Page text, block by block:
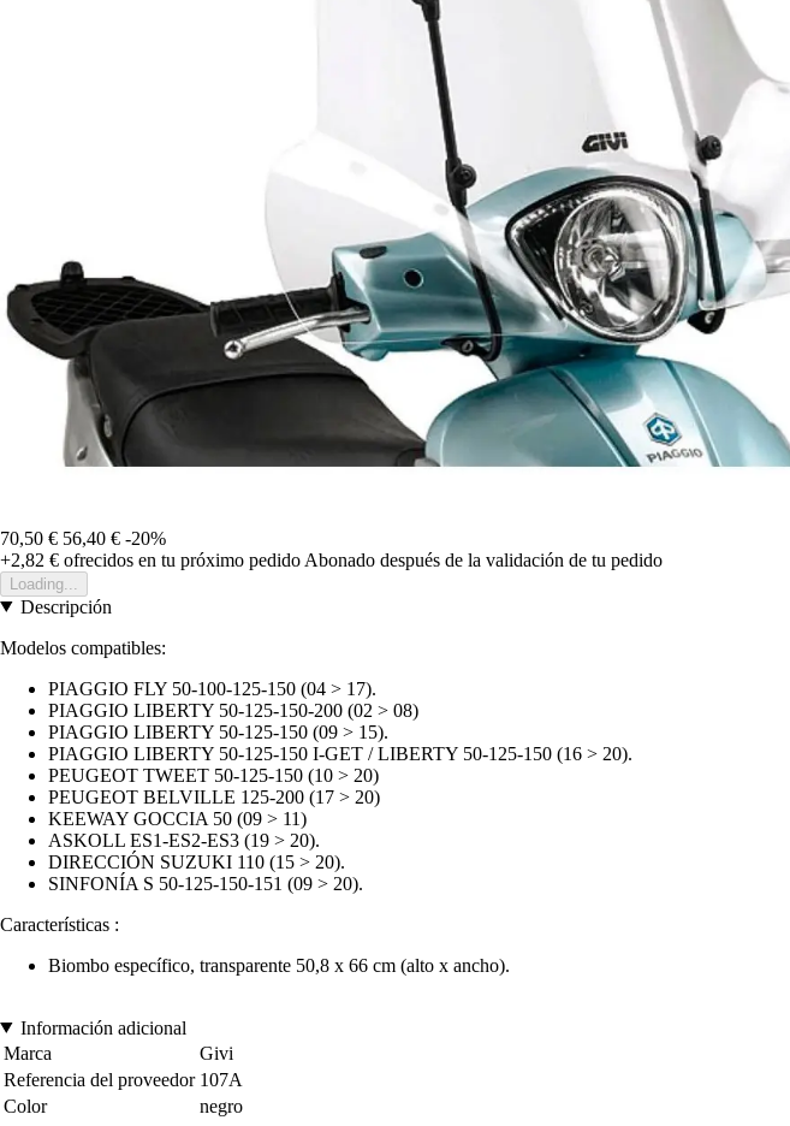
70,50 € 56,40 € -20%
+2,82 € ofrecidos en tu próximo pedido Abonado después de la validación de tu pedido
Loading...
Descripción
Modelos compatibles:
PIAGGIO FLY 50-100-125-150 (04 > 17).
PIAGGIO LIBERTY 50-125-150-200 (02 > 08)
PIAGGIO LIBERTY 50-125-150 (09 > 15).
PIAGGIO LIBERTY 50-125-150 I-GET / LIBERTY 50-125-150 (16 > 20).
PEUGEOT TWEET 50-125-150 (10 > 20)
PEUGEOT BELVILLE 125-200 (17 > 20)
KEEWAY GOCCIA 50 (09 > 11)
ASKOLL ES1-ES2-ES3 (19 > 20).
DIRECCIÓN SUZUKI 110 (15 > 20).
SINFONÍA S 50-125-150-151 (09 > 20).
Características :
Biombo específico, transparente 50,8 x 66 cm (alto x ancho).
Información adicional
Marca
Givi
Referencia del proveedor 107A
Color
negro